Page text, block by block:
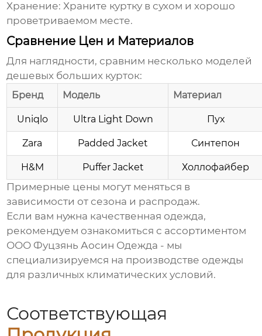
Хранение: Храните куртку в сухом и хорошо
проветриваемом месте.
Сравнение Цен и Материалов
Для наглядности, сравним несколько моделей
дешевых больших курток:
Бренд Модель Материал
Uniqlo Ultra Light Down Пух
Zara Padded Jacket Синтепон
H&M Puffer Jacket Холлофайбер
Примерные цены могут меняться в
зависимости от сезона и распродаж.
Если вам нужна качественная одежда,
рекомендуем ознакомиться с ассортиментом
ООО Фуцзянь Аосин Одежда - мы
специализируемся на производстве одежды
для различных климатических условий.
Соответствующая